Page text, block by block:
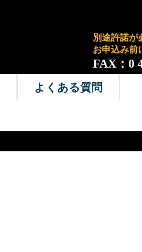
別途許諾が
お申込み前
FAX：0
よくある質問